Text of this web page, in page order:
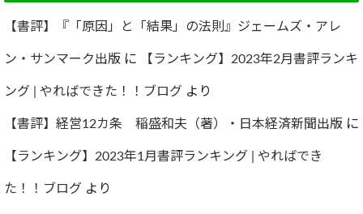
【書評】『「原因」と「結果」の法則』ジェームズ・アレ
ン・サンマーク出版 に 【ランキング】2023年2月書評ランキ
ング | やればできた！！ブログ より
【書評】経営12カ条 稲盛和夫（著）・日本経済新聞出版 に
【ランキング】2023年1月書評ランキング | やればでき
た！！ブログ より